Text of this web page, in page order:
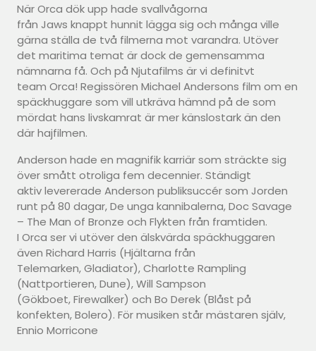
När Orca dök upp hade svallvågorna
från Jaws knappt hunnit lägga sig och många ville
gärna ställa de två filmerna mot varandra. Utöver
det maritima temat är dock de gemensamma
nämnarna få. Och på Njutafilms är vi definitvt
team Orca! Regissören Michael Andersons film om en
späckhuggare som vill utkräva hämnd på de som
mördat hans livskamrat är mer känslostark än den
där hajfilmen.
Anderson hade en magnifik karriär som sträckte sig
över smått otroliga fem decennier. Ständigt
aktiv levererade Anderson publiksuccér som Jorden
runt på 80 dagar, De unga kannibalerna, Doc Savage
– The Man of Bronze och Flykten från framtiden.
I Orca ser vi utöver den älskvärda späckhuggaren
även Richard Harris (Hjältarna från
Telemarken, Gladiator), Charlotte Rampling
(Nattportieren, Dune), Will Sampson
(Gökboet, Firewalker) och Bo Derek (Blåst på
konfekten, Bolero). För musiken står mästaren själv,
Ennio Morricone